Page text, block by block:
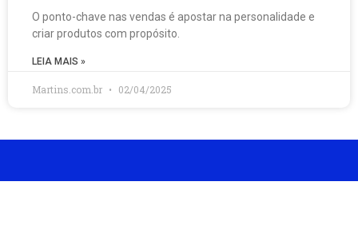
O ponto-chave nas vendas é apostar na personalidade e
criar produtos com propósito.
LEIA MAIS »
Martins.com.br 02/04/2025